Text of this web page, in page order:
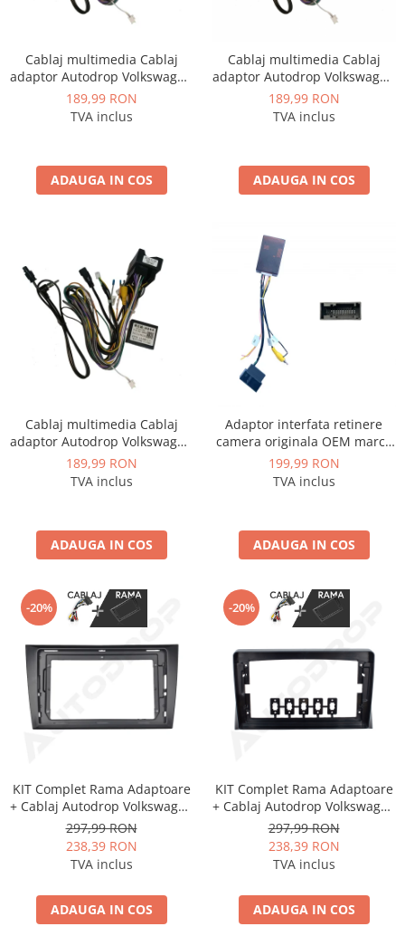
Cablaj multimedia Cablaj
adaptor Autodrop Volkswagen
Tiguan (2017+) pentru
Navigații multimedia Android
189,99 RON
TVA inclus
ADAUGA IN COS
Cablaj multimedia Cablaj
adaptor Autodrop Volkswagen
Passat B8 (2016+) pentru
Navigații multimedia Android
189,99 RON
TVA inclus
ADAUGA IN COS
Cablaj multimedia Cablaj
adaptor Autodrop Volkswagen
Universal (2018+) pentru
Navigații multimedia Android
189,99 RON
TVA inclus
ADAUGA IN COS
Adaptor interfata retinere
camera originala OEM marca
VAG Volkswagen, Skoda - AD-
BGCWCOEM
199,99 RON
TVA inclus
ADAUGA IN COS
-20%
KIT Complet Rama Adaptoare
+ Cablaj Autodrop Volkswagen
Golf 6 (2010-2013) pentru
Navigatie Multimedia Android
9 inch
297,99 RON
238,39 RON
TVA inclus
ADAUGA IN COS
-20%
KIT Complet Rama Adaptoare
+ Cablaj Autodrop Volkswagen
T5 Multivan (2008-2015)
pentru Navigatie Multimedia
Android 9 inch
297,99 RON
238,39 RON
TVA inclus
ADAUGA IN COS